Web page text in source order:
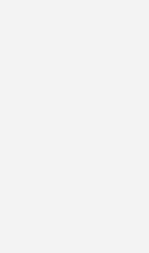
Heat Europe die
lenken und die
hergestellte saubere
neue Kampagne zur
Verband verweist darauf,
europäischen
auf die Unabhängigkeit
müssen beim